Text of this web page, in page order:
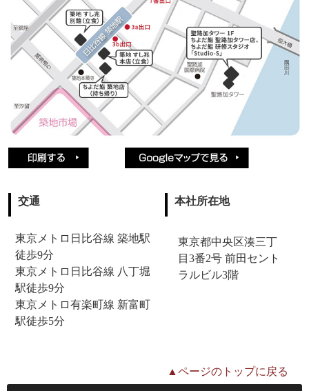
交通
東京メトロ日比谷線 築地駅
徒歩9分
東京メトロ日比谷線 八丁堀
駅徒歩9分
東京メトロ有楽町線 新富町
駅徒歩5分
本社所在地
東京都中央区湊三丁
目3番2号 前田セント
ラルビル3階
▲ページのトップに戻る